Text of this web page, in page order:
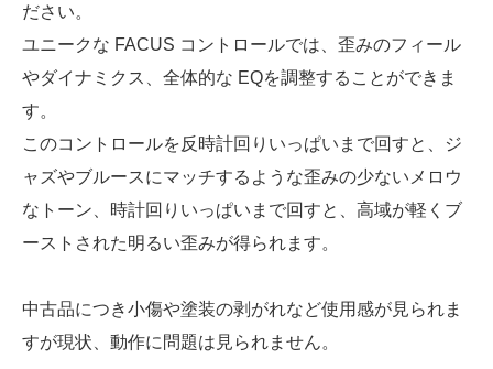
ださい。
ユニークな FACUS コントロールでは、歪みのフィール
やダイナミクス、全体的な EQを調整することができま
す。
このコントロールを反時計回りいっぱいまで回すと、ジ
ャズやブルースにマッチするような歪みの少ないメロウ
なトーン、時計回りいっぱいまで回すと、高域が軽くブ
ーストされた明るい歪みが得られます。
中古品につき小傷や塗装の剥がれなど使用感が見られま
すが現状、動作に問題は見られません。